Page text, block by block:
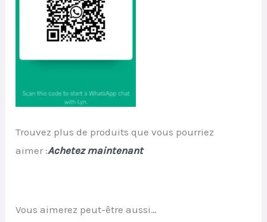
Trouvez plus de produits que vous pourriez
aimer :Achetez maintenant
Vous aimerez peut-être aussi…